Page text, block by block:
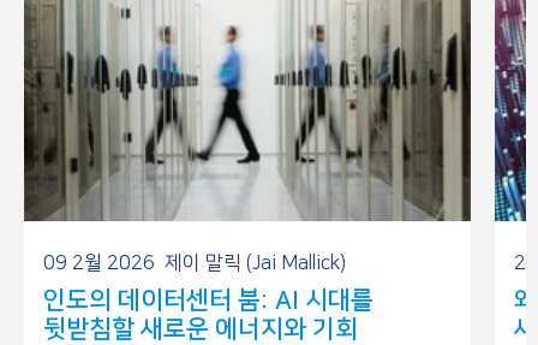
09 2월 2026 제이 말릭 (Jai Mallick)
인도의 데이터센터 붐: AI 시대를
뒷받침할 새로운 에너지와 기회